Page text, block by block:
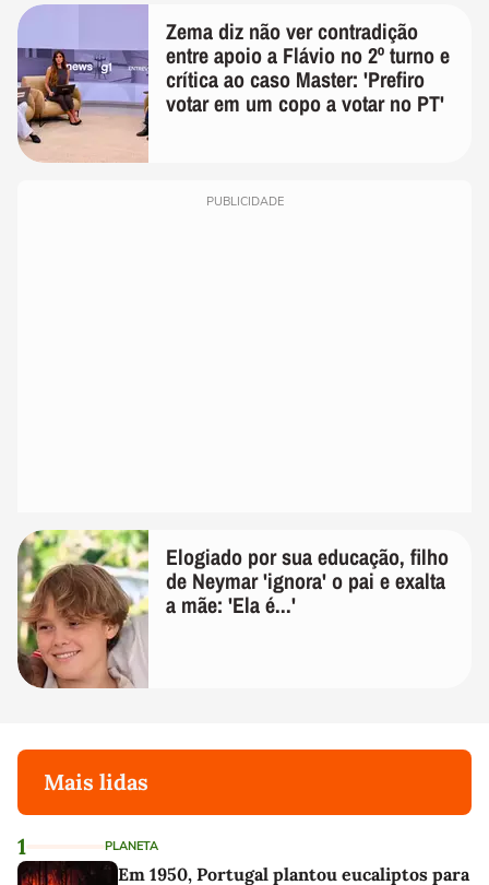
Zema diz não ver contradição
entre apoio a Flávio no 2º turno e
crítica ao caso Master: 'Prefiro
votar em um copo a votar no PT'
PUBLICIDADE
Elogiado por sua educação, filho
de Neymar 'ignora' o pai e exalta
a mãe: 'Ela é...'
Mais lidas
1 PLANETA
Em 1950, Portugal plantou eucaliptos para